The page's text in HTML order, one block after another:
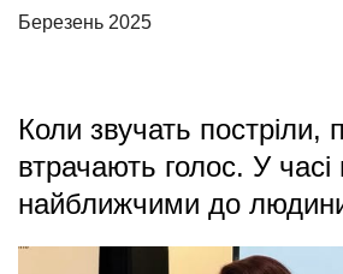
Березень 2025
Коли звучать постріли,
втрачають голос. У часі
найближчими до